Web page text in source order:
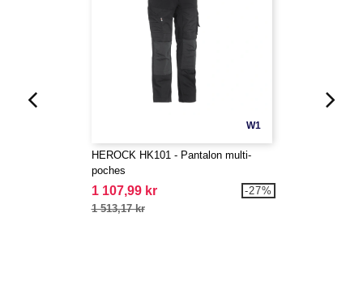
W1
HEROCK HK101 - Pantalon multi-
poches
1 107,99 kr
1 513,17 kr
-27%